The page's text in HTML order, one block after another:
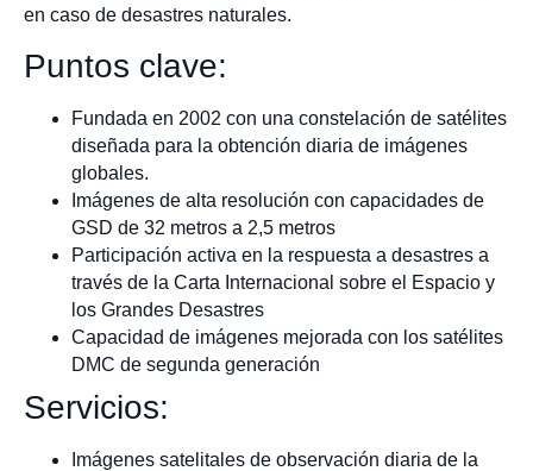
en caso de desastres naturales.
Puntos clave:
Fundada en 2002 con una constelación de satélites
diseñada para la obtención diaria de imágenes
globales.
Imágenes de alta resolución con capacidades de
GSD de 32 metros a 2,5 metros
Participación activa en la respuesta a desastres a
través de la Carta Internacional sobre el Espacio y
los Grandes Desastres
Capacidad de imágenes mejorada con los satélites
DMC de segunda generación
Servicios:
Imágenes satelitales de observación diaria de la